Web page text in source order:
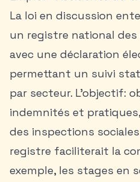
La loi en discussion
un registre national
avec une déclaration
permettant un suivi
par secteur. L’objectif:
indemnités et
des inspections
registre faciliterait la
exemple, les stages en